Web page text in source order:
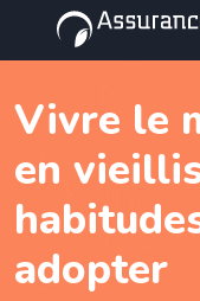
Vivre le
en
adopter